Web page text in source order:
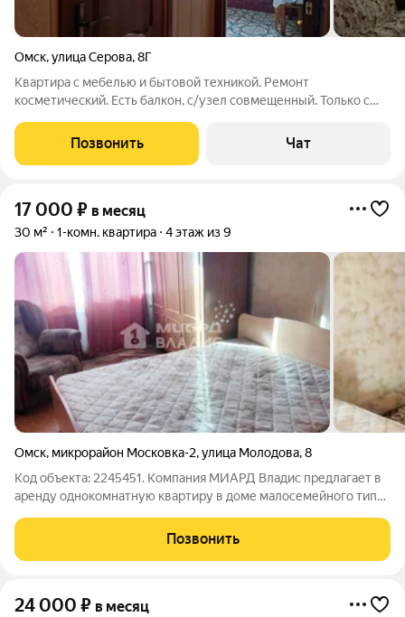
Омск,улица Серова,8Г
Квартира с мебелью и бытовой техникой. Ремонт
косметический. Есть балкон, с/узел совмещенный. Только с
руб.+ком.платежи(4000р) Залог 5000 руб.(возвратный)
Можно с животным.
Позвонить Чат
17 000 ₽ в месяц
30 м² 1-комн. квартира 4 этаж из 9
Омск, микрорайон Московка-2,улица Молодова,8
Код объекта: 2245451. Компания МИАРД Владис предлагает в
аренду однокомнатную квартиру в доме малосемейного типа
от остановки общественного транспорта. Квартира общей
площадью 30 кв. метров,
Позвонить
24 000 ₽ в месяц